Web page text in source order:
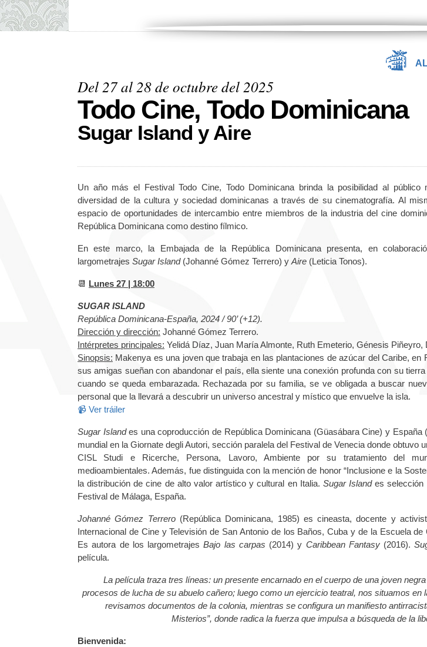
Del 27 al 28 de octubre del 2025
Todo Cine, Todo Dominicana
Sugar Island y Aire
Un año más el Festival Todo Cine, Todo Dominicana brinda la posibilidad al
diversidad de la cultura y sociedad dominicanas a través de su cinematografía. Al
espacio de oportunidades de intercambio entre miembros de la industria del cine
República Dominicana como destino fílmico.
En este marco, la Embajada de la República Dominicana presenta, en
largometrajes Sugar Island (Johanné Gómez Terrero) y Aire (Leticia Tonos).
📆 Lunes 27 | 18:00
SUGAR ISLAND
República Dominicana-España, 2024 / 90’ (+12).
Dirección y dirección: Johanné Gómez Terrero.
Intérpretes principales: Yelidá Díaz, Juan María Almonte, Ruth Emeterio, Génesis Piñeyro,
Sinopsis: Makenya es una joven que trabaja en las plantaciones de azúcar del Caribe, en
sus amigas sueñan con abandonar el país, ella siente una conexión profunda con su
cuando se queda embarazada. Rechazada por su familia, se ve obligada a buscar
personal que la llevará a descubrir un universo ancestral y místico que envuelve la isla.
📹 Ver tráiler
Sugar Island es una coproducción de República Dominicana (Güasábara Cine) y España
mundial en la Giornate degli Autori, sección paralela del Festival de Venecia donde obtuvo
CISL Studi e Ricerche, Persona, Lavoro, Ambiente por su tratamiento del
medioambientales. Además, fue distinguida con la mención de honor “Inclusione e la
la distribución de cine de alto valor artístico y cultural en Italia. Sugar Islandes selección
Festival de Málaga, España.
Johanné Gómez Terrero(República Dominicana, 1985) es cineasta, docente y
Internacional de Cine y Televisión de San Antonio de los Baños, Cuba y de la Escuela de
Es autora de los largometrajesBajo las carpas (2014) y Caribbean Fantasy(2016).
película.
La película traza tres líneas: un presente encarnado en el cuerpo de una joven
procesos de lucha de su abuelo cañero; luego como un ejercicio teatral, nos situamos en
revisamos documentos de la colonia, mientras se configura un manifiesto
Misterios”, donde radica la fuerza que impulsa a búsqueda de la
Bienvenida: